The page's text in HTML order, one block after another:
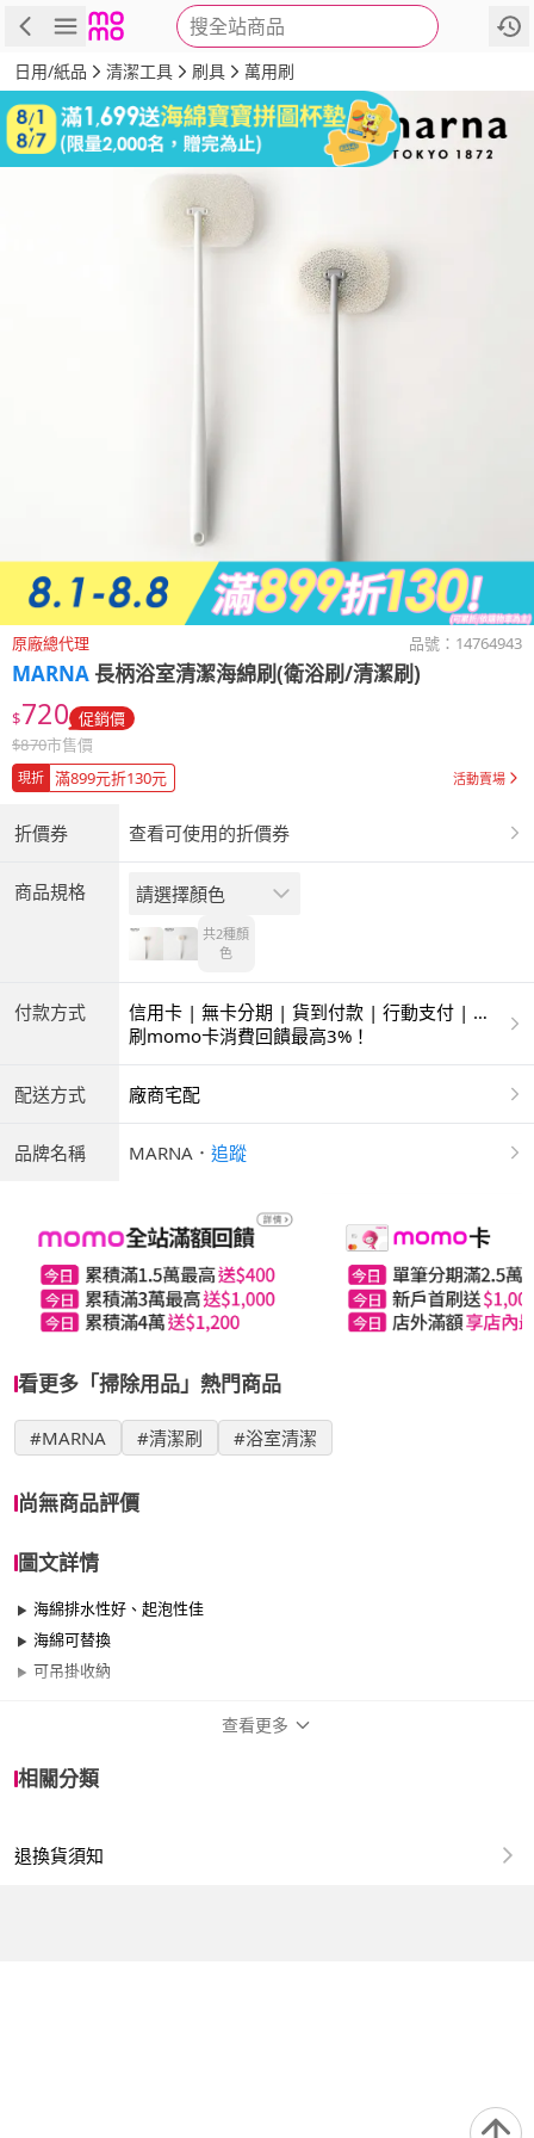
搜全站商品
商品 評價 詳情
日用/紙品 清潔工具 刷具 萬用刷
原廠總代理 品號： 14764943
MARNA 長柄浴室清潔海綿刷(衛浴刷/清潔刷)
$720 促銷價
$870市售價
現折 滿899元折130元 活動賣場
折價券 查看可使用的折價券
商品規格 請選擇顏色
共2種顏
色
付款方式
信用卡 | 無卡分期 | 貨到付款 | 行動支付 | 超
商付款 | ATM | 銀聯卡
刷momo卡消費回饋最高3%！
配送方式 廠商宅配
品牌名稱 MARNA ． 追蹤
看更多「掃除用品」熱門商品
#MARNA #清潔刷 #浴室清潔
尚無商品評價
圖文詳情
海綿排水性好、起泡性佳
海綿可替換
可吊掛收納
適用於
查看更多
相關分類
退換貨須知